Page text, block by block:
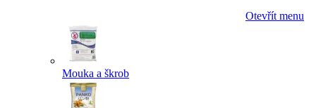
Otevřít menu
Mouka a škrob